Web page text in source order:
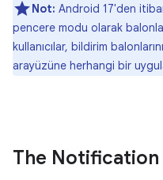
Not: Android 17'den
pencere modu olarak
kullanıcılar, bildirim
arayüzüne herhangi bir
The Notification